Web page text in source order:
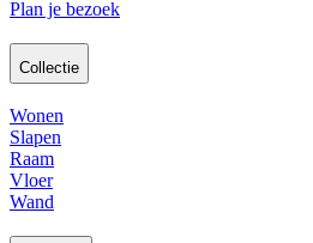
Plan je bezoek
Collectie
Wonen
Slapen
Raam
Vloer
Wand